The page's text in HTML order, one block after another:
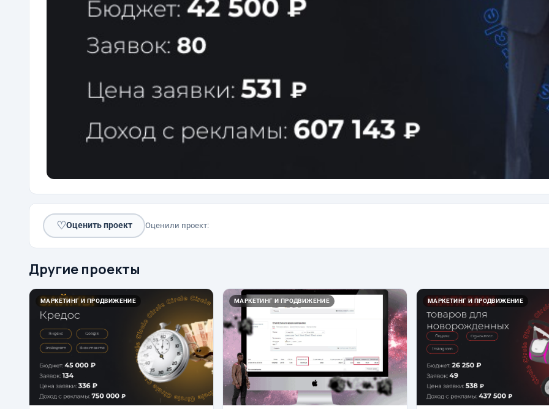
♡Оценить проект Оценили проект:
Другие проекты
МАРКЕТИНГ И ПРОДВИЖЕНИЕ МАРКЕТИНГ И ПРОДВИЖЕНИЕ МАРКЕТИНГ И ПРОДВИЖЕНИЕ